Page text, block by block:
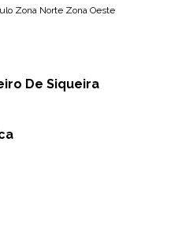
Zona Norte Zona Oeste
De Siqueira